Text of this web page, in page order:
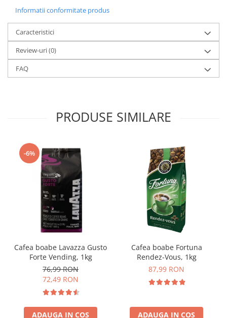
Informatii conformitate produs
Caracteristici
Review-uri(0)
FAQ
PRODUSE SIMILARE
-6%
Cafea boabe Lavazza Gusto
Forte Vending, 1kg
76,99 RON
72,49 RON
ADAUGA IN COS
Cafea boabe Fortuna
Rendez-Vous, 1kg
87,99 RON
ADAUGA IN COS